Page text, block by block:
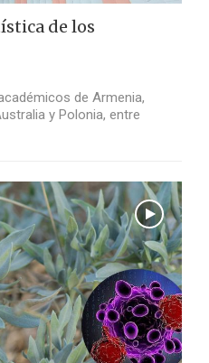
de los
de Armenia,
y Polonia, entre